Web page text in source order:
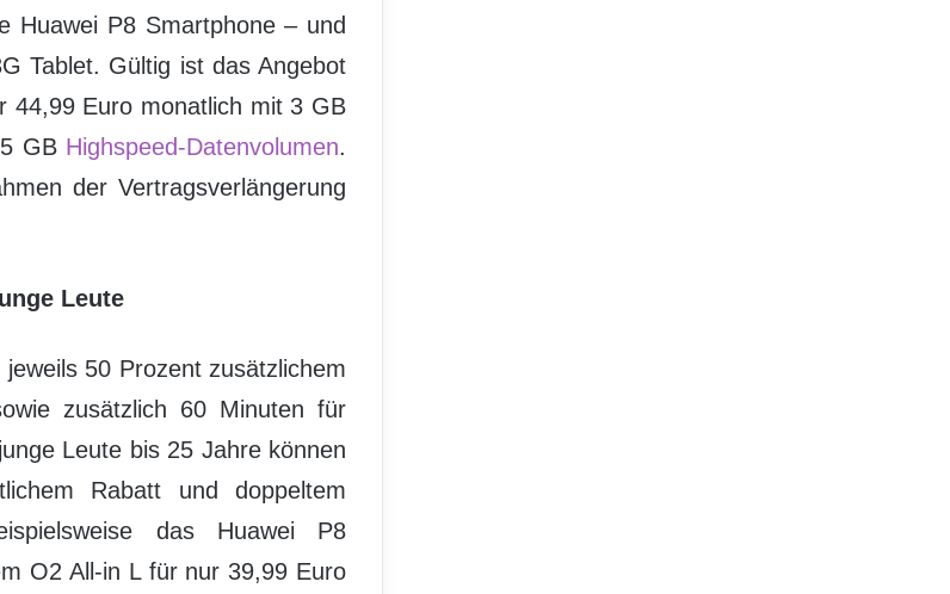
Huawei P8 Smartphone – und
Tablet. Gültig ist das Angebot
44,99 Euro monatlich mit 3 GB
GB Highspeed-Datenvolumen.
der Vertragsverlängerung
Leute
50 Prozent zusätzlichem
zusätzlich 60 Minuten für
Leute bis 25 Jahre können
Rabatt und doppeltem
das Huawei P8
O2 All-in L für nur 39,99 Euro